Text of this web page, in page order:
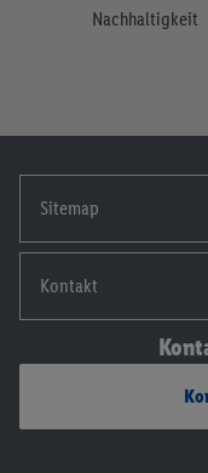
Nachhaltigkeit
Sitemap
Kontakt